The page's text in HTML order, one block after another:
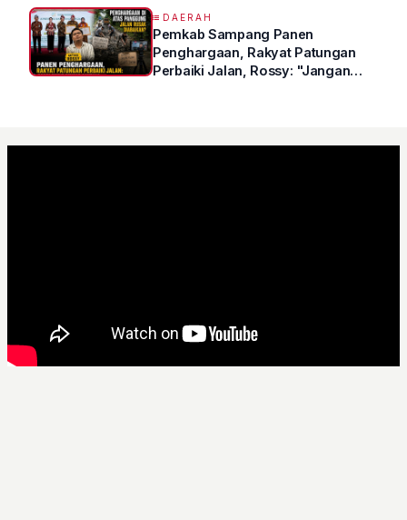
DAERAH
Pemkab Sampang Panen
Penghargaan, Rakyat Patungan
Perbaiki Jalan, Rossy: "Jangan